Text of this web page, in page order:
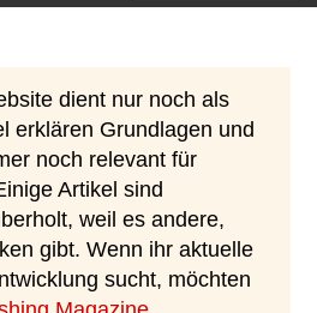
dient nur noch als
erklären Grundlagen und
noch relevant für
Artikel sind
weil es andere,
gibt. Wenn ihr aktuelle
sucht, möchten